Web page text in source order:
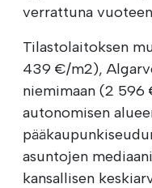
verrattuna
Tilastolaitoksen
439 €/m2),
niemimaan (2
autonomisen
asuntojen
kansallisen